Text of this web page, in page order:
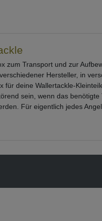
zum Transport und zur
Hersteller, in
deine Wallertackle-
sein, wenn das
Für eigentlich jedes